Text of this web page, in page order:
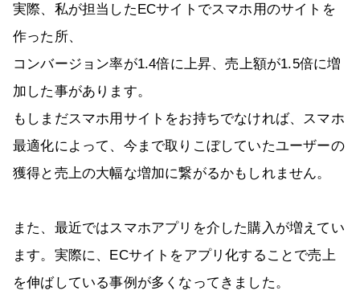
実際、私が担当したECサイトでスマホ用のサイトを
作った所、
コンバージョン率が1.4倍に上昇、売上額が1.5倍に増
加した事があります。
もしまだスマホ用サイトをお持ちでなければ、スマホ
最適化によって、今まで取りこぼしていたユーザーの
獲得と売上の大幅な増加に繋がるかもしれません。
また、最近ではスマホアプリを介した購入が増えてい
ます。実際に、ECサイトをアプリ化することで売上
を伸ばしている事例が多くなってきました。